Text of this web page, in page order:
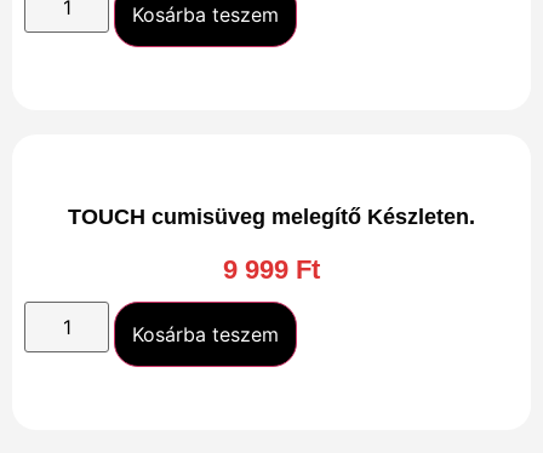
Kosárba teszem
TOUCH cumisüveg melegítő Készleten.
9 999 Ft
Kosárba teszem